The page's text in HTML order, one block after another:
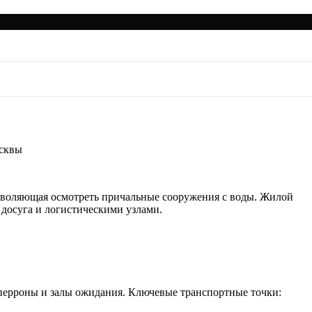
осмотреть причальные сооружения с воды. Жилой
и логистическими узлами.
и залы ожидания. Ключевые транспортные точки: